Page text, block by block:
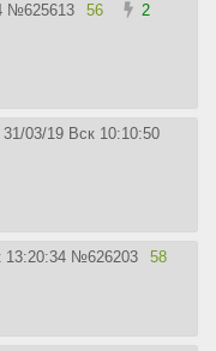
№625613 56
2
31/03/19 Вск 10:10:50
13:20:34 №626203
58